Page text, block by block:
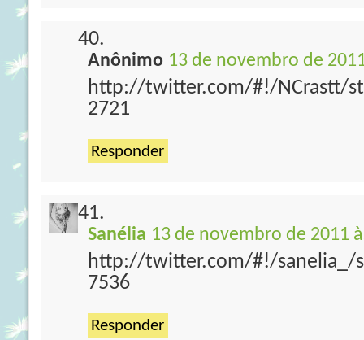
Anônimo 13 de novembro de
http://twitter.com/#!/NCrastt/
2721
Responder
Sanélia 13 de novembro de 2011
http://twitter.com/#!/sanelia_/
7536
Responder